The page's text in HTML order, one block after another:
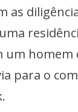
as
homem
para o